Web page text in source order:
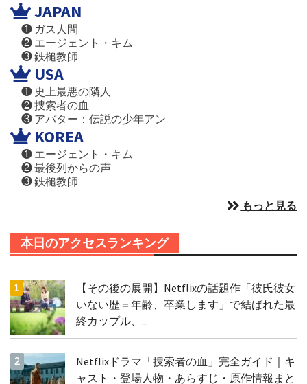
JAPAN
❶ ガス人間
❷ エージェント・キム
❸ 鉄槌教師
USA
❶ 史上最悪の隣人
❷ 捜索者の血
❸ アバター：伝説の少年アン
KOREA
❶ エージェント・キム
❷ 最後列からの声
❸ 鉄槌教師
もっと見る
本日のアクセスランキング
【その後の展開】Netflixの話題作「彼氏彼女
いない歴＝年齢、卒業します」で結ばれた最
終カップル、...
Netflixドラマ「捜索者の血」完全ガイド｜キ
ャスト・登場人物・あらすじ・原作情報まと